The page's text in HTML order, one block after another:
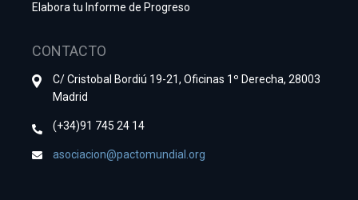
Elabora tu Informe de Progreso
CONTACTO
C/ Cristobal Bordiú 19-21, Oficinas 1º Derecha, 28003
Madrid
(+34)91 745 24 14
asociacion@pactomundial.org